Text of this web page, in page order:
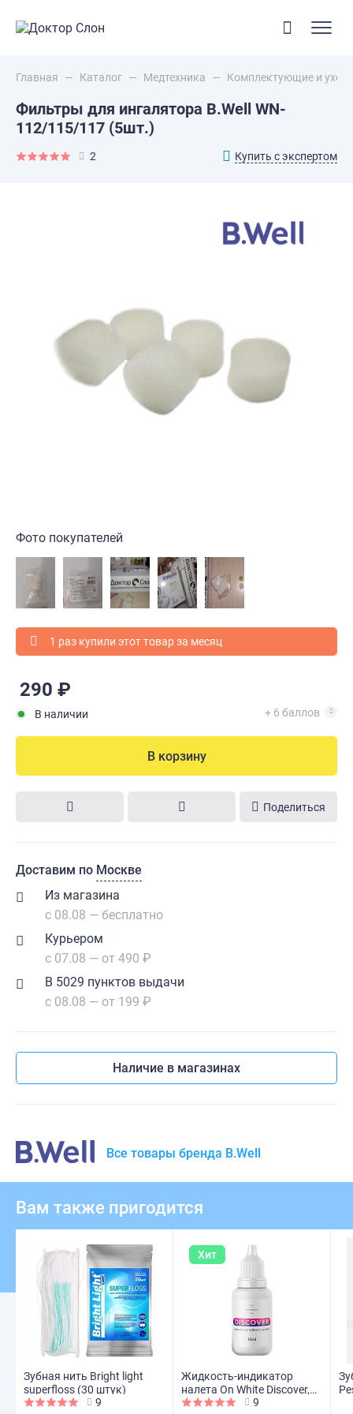
Главная — Каталог — Медтехника — Комплектующие и уход
Фильтры для ингалятора B.Well WN-
112/115/117 (5шт.)
2 Купить с экспертом
Фото покупателей
1 раз купили этот товар за месяц
290 ₽
В наличии + 6 баллов
В корзину
Поделиться
Доставим по Москве
Из магазина
с 08.08 — бесплатно
Курьером
с 07.08 — от 490 ₽
В 5029 пунктов выдачи
с 08.08 — от 199 ₽
Наличие в магазинах
Все товары бренда B.Well
Вам также пригодится
Зубная нить Bright light
superfloss (30 штук)
9
Хит
Жидкость-индикатор
налета On White Discover,
15 мл
9